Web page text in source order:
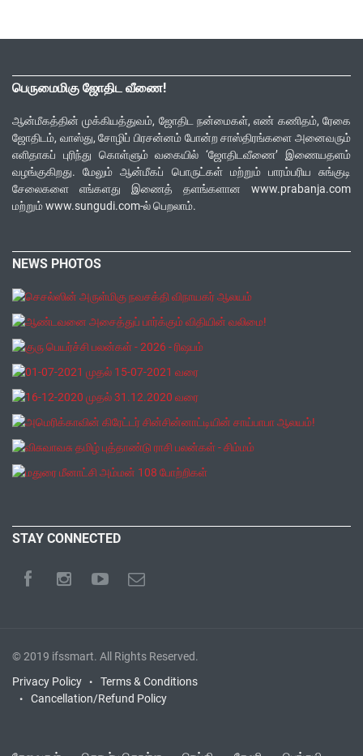
பெருமைமிகு ஜோதிட வீணை!
ஆன்மீகத்தின் முக்கியத்துவம், ஜோதிட நன்மைகள், எண் கணிதம், ரேகை
ஜோதிடம், வாஸ்து, சோழிப் பிரசன்னம் போன்ற சாஸ்திரங்களை அனைவரும்
எளிதாகப் புரிந்து கொள்ளும் வகையில் ‘ஜோதிடவீணை’ இணையதளம்
வழங்குகிறது. மேலும் ஆன்மீகப் பொருட்கள் மற்றும் பாரம்பரிய சுங்குடி
சேலைகளை எங்களது இணைத் தளங்களான www.prabanja.com
மற்றும் www.sungudi.com-ல் பெறலாம்.
NEWS PHOTOS
STAY CONNECTED
© 2019 ifssmart. All Rights Reserved.
Privacy Policy
Terms & Conditions
Cancellation/Refund Policy